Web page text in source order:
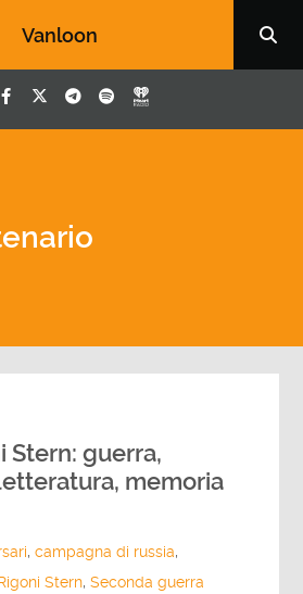
Vanloon
Stern: guerra,
memoria
,campagna di russia,
Stern,Seconda guerra